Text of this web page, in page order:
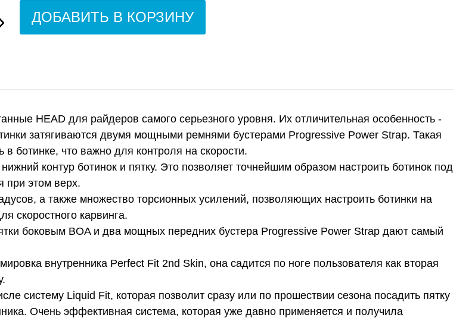
ДОБАВИТЬ В КОРЗИНУ
HEAD для райдеров самого серьезного уровня. Их отличительная особенность -
затягиваются двумя мощными ремнями бустерами Progressive Power Strap. Такая
ботинке, что важно для контроля на скорости.
контур ботинок и пятку. Это позволяет точнейшим образом настроить ботинок под
при этом верх.
а также множество торсионных усилений, позволяющих настроить ботинки на
скоростного карвинга.
боковым BOA и два мощных передних бустера Progressive Power Strap дают самый
внутренника Perfect Fit 2nd Skin, она садится по ноге пользователя как вторая
систему Liquid Fit, которая позволит сразу или по прошествии сезона посадить пятку
Очень эффективная система, которая уже давно применяется и получила